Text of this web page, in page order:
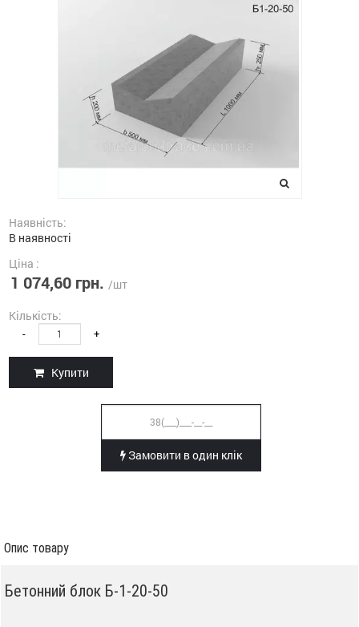
Наявність:
В наявності
Ціна :
1 074,60 грн. /шт
Кількість:
- +
Купити
Замовити в один клік
Опис товару
Бетонний блок Б-1-20-50